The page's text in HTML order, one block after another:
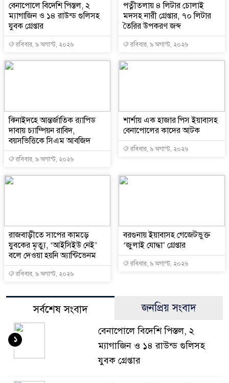
বেনাপোলে বিদেশি পিস্তল, ২
ম্যাগাজিন ও ১৪ রাউন্ড গুলিসহ
যুবক গ্রেপ্তার
রবিবার, ৯ অগাস্ট, ২০২৬
পত্নীতলায় ৪ লিটার চোলাই
মদসহ নারী গ্রেপ্তার, ৭০ লিটার
তৈরির উপকরণ জব্দ
রবিবার, ৯ অগাস্ট, ২০২৬
ঝিনাইদহে আন্তর্জাতিক র‌্যাপিড
দাবায় চ্যাম্পিয়ন রাবিদ,
বয়সভিত্তিকে সিএম আবজিদ
রবিবার, ৯ অগাস্ট, ২০২৬
শার্শায় এক হাজার পিস ইয়াবাসহ
বেনাপোলের কাদের আটক
রবিবার, ৯ অগাস্ট, ২০২৬
রাজবাড়ীতে সাপের কামড়ে
যুবকের মৃত্যু, ‌‘আইসিইউ নেই’
বলে দেওয়া হয়নি অ্যান্টিভেনম
রবিবার, ৯ অগাস্ট, ২০২৬
বরগুনায় ইয়াবাসহ গেজেটভুক্ত
‘জুলাই যোদ্ধা’ গ্রেপ্তার
রবিবার, ৯ অগাস্ট, ২০২৬
সর্বশেষ সংবাদ জনপ্রিয় সংবাদ
বেনাপোলে বিদেশি পিস্তল, ২
ম্যাগাজিন ও ১৪ রাউন্ড গুলিসহ
যুবক গ্রেপ্তার
১